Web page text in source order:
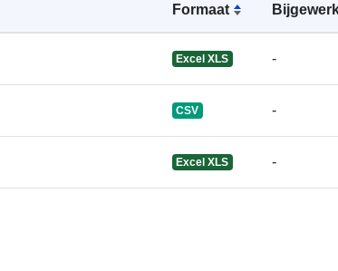
Formaat
Excel XLS -
CSV -
Excel XLS -